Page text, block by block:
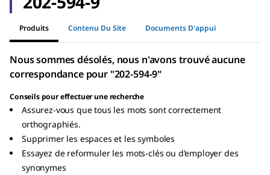
Produits Contenu Du Site Documents D'appui
Nous sommes désolés, nous n'avons trouvé aucune
correspondance pour "202-594-9"
Conseils pour effectuer une recherche
Assurez-vous que tous les mots sont correctement
orthographiés.
Supprimer les espaces et les symboles
Essayez de reformuler les mots-clés ou d'employer des
synonymes